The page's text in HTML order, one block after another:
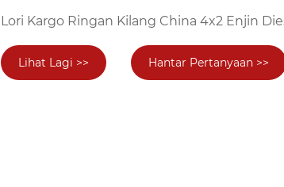
Lori Kargo Ringan Kilang China 4x2 Enjin
Lihat Lagi >> Hantar Pertanyaan >>